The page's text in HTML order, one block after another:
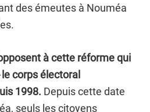
des émeutes à Nouméa
à cette réforme qui
le corps électoral
1998. Depuis cette date
seuls les citoyens